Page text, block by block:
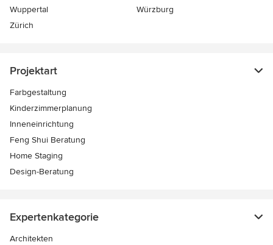
Wuppertal
Würzburg
Zürich
Projektart
Farbgestaltung
Kinderzimmerplanung
Inneneinrichtung
Feng Shui Beratung
Home Staging
Design-Beratung
Expertenkategorie
Architekten